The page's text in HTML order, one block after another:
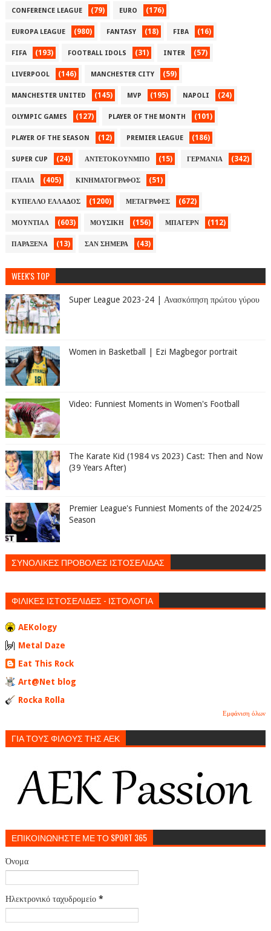
CONFERENCE LEAGUE (79) EURO (176)
EUROPA LEAGUE (980) FANTASY (18) FIBA (16)
FIFA (193) FOOTBALL IDOLS (31) INTER (57)
LIVERPOOL (146) MANCHESTER CITY (59)
MANCHESTER UNITED (145) MVP (195) NAPOLI (24)
OLYMPIC GAMES (127) PLAYER OF THE MONTH (101)
PLAYER OF THE SEASON (12) PREMIER LEAGUE (186)
SUPER CUP (24) ΑΝΤΕΤΟΚΟΥΝΜΠΟ (15) ΓΕΡΜΑΝΙΑ (342)
ΙΤΑΛΙΑ (405) ΚΙΝΗΜΑΤΟΓΡΑΦΟΣ (51)
ΚΥΠΕΛΛΟ ΕΛΛΑΔΟΣ (1200) ΜΕΤΑΓΡΑΦΕΣ (672)
ΜΟΥΝΤΙΑΛ (603) ΜΟΥΣΙΚΗ (156) ΜΠΑΓΕΡΝ (112)
ΠΑΡΑΞΕΝΑ (13) ΣΑΝ ΣΗΜΕΡΑ (43)
WEEK'S TOP
Super League 2023-24 | Ανασκόπηση πρώτου γύρου
Women in Basketball | Ezi Magbegor portrait
Video: Funniest Moments in Women's Football
The Karate Kid (1984 vs 2023) Cast: Then and Now
(39 Years After)
Premier League's Funniest Moments of the 2024/25
Season
ΣΥΝΟΛΙΚΕΣ ΠΡΟΒΟΛΕΣ ΙΣΤΟΣΕΛΙΔΑΣ
ΦΙΛΙΚΕΣ ΙΣΤΟΣΕΛΙΔΕΣ - ΙΣΤΟΛΟΓΙΑ
AEKology
Metal Daze
Eat This Rock
Art@Net blog
Rocka Rolla
Εμφάνιση όλων
ΓΙΑ ΤΟΥΣ ΦΙΛΟΥΣ ΤΗΣ ΑΕΚ
ΕΠΙΚΟΙΝΩΝΗΣΤΕ ΜΕ ΤΟ SPORT 365
Όνομα
Ηλεκτρονικό ταχυδρομείο *